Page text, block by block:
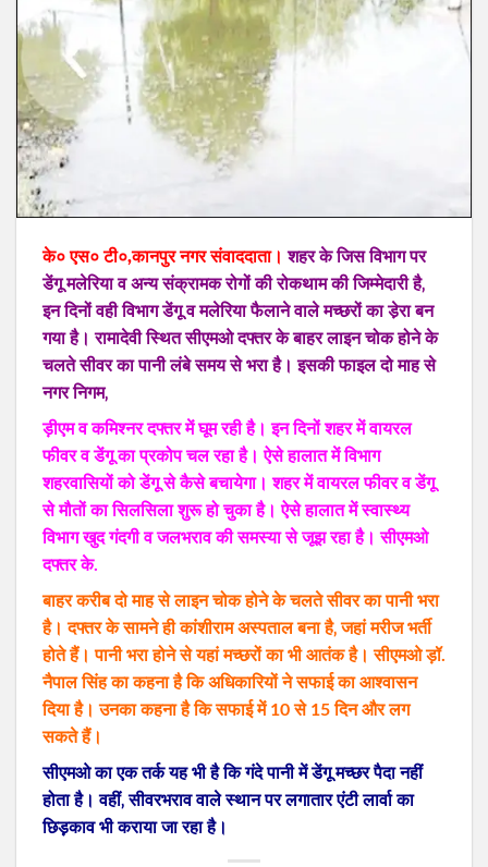
के० एस० टी०,कानपुर नगर संवाददाता। शहर के जिस विभाग पर
डेंगू मलेरिया व अन्य संक्रामक रोगों की रोकथाम की जिम्मेदारी है‚
इन दिनों वही विभाग डेंगू व मलेरिया फैलाने वाले मच्छरों का डे़रा बन
गया है। रामादेवी स्थित सीएमओ दफ्तर के बाहर लाइन चोक होने के
चलते सीवर का पानी लंबे समय से भरा है। इसकी फाइल दो माह से
नगर निगम‚
ड़ीएम व कमिश्नर दफ्तर में घूम रही है। इन दिनों शहर में वायरल
फीवर व डेंगू का प्रकोप चल रहा है। ऐसे हालात में विभाग
शहरवासियों को डेंगू से कैसे बचायेगा। शहर में वायरल फीवर व डेंगू
से मौतों का सिलसिला शुरू हो चुका है। ऐसे हालात में स्वास्थ्य
विभाग खुद गंदगी व जलभराव की समस्या से जूझ रहा है। सीएमओ
दफ्तर के.
बाहर करीब दो माह से लाइन चोक होने के चलते सीवर का पानी भरा
है। दफ्तर के सामने ही कांशीराम अस्पताल बना है‚ जहां मरीज भर्ती
होते हैं। पानी भरा होने से यहां मच्छरों का भी आतंक है। सीएमओ ड़ॉ.
नैपाल सिंह का कहना है कि अधिकारियों ने सफाई का आश्वासन
दिया है। उनका कहना है कि सफाई में 10 से 15 दिन और लग
सकते हैं।
सीएमओ का एक तर्क यह भी है कि गंदे पानी में डेंगू मच्छर पैदा नहीं
होता है। वहीं‚ सीवरभराव वाले स्थान पर लगातार एंटी लार्वा का
छिड़़काव भी कराया जा रहा है।